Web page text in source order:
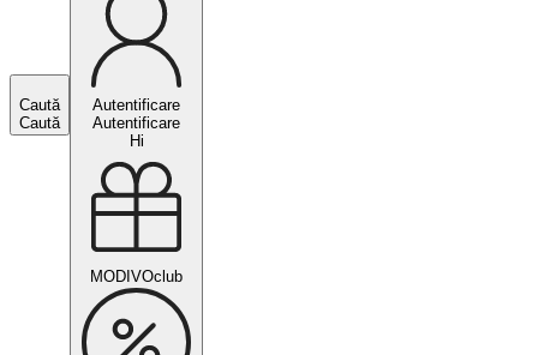
Caută
Caută
Autentificare
Autentificare
Hi
MODIVOclub